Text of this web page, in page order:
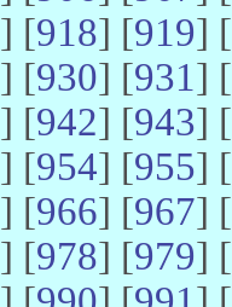
] [918] [919] [
] [930] [931] [
] [942] [943] [
] [954] [955] [
] [966] [967] [
] [978] [979] [